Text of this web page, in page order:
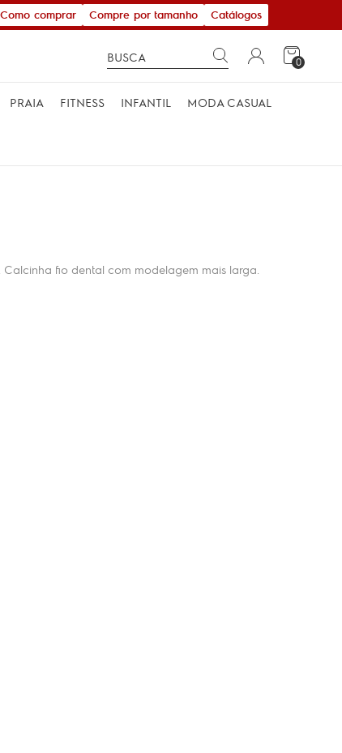
Como comprar Compre por tamanho Catálogos
0
PRAIA FITNESS INFANTIL MODA CASUAL
fio dental com modelagem mais larga.